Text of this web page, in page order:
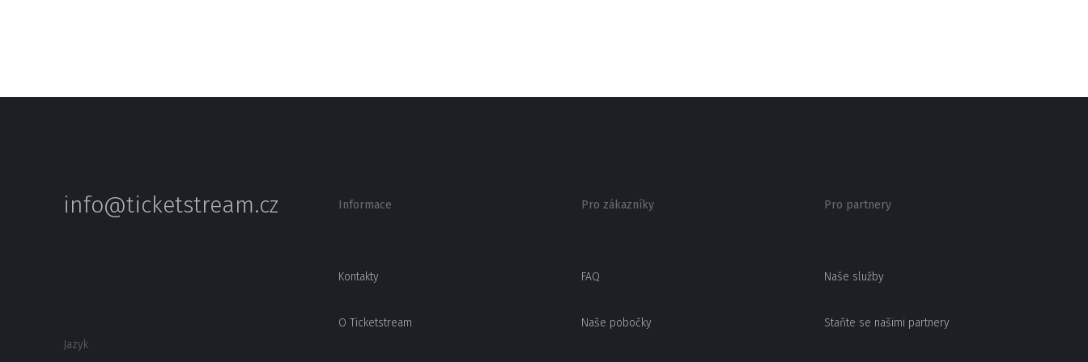
info@ticketstream.cz
Jazyk
Informace
Kontakty
O Ticketstream
Pro zákazníky
FAQ
Naše pobočky
Pro partnery
Naše služby
Staňte se našimi partnery